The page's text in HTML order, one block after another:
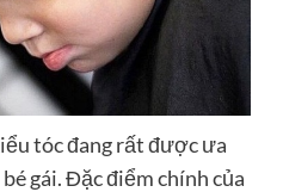
tóc đang rất được ưa
gái. Đặc điểm chính của